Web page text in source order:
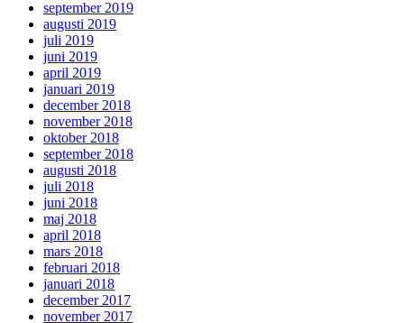
september 2019
augusti 2019
juli 2019
juni 2019
april 2019
januari 2019
december 2018
november 2018
oktober 2018
september 2018
augusti 2018
juli 2018
juni 2018
maj 2018
april 2018
mars 2018
februari 2018
januari 2018
december 2017
november 2017